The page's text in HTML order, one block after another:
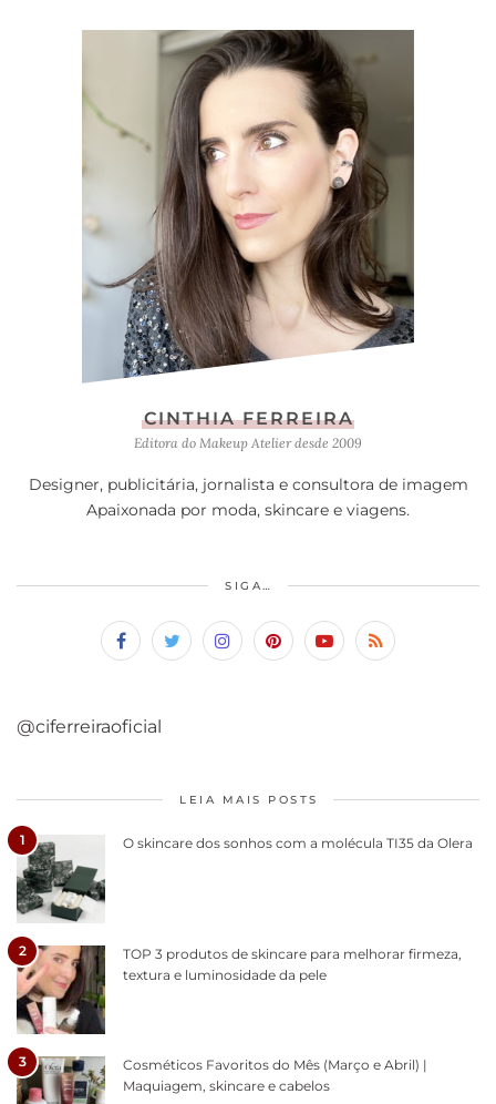
CINTHIA FERREIRA
Editora do Makeup Atelier desde 2009
Designer, publicitária, jornalista e consultora de imagem
Apaixonada por moda, skincare e viagens.
SIGA…
@ciferreiraoficial
LEIA MAIS POSTS
1 O skincare dos sonhos com a molécula TI35 da Olera
2
TOP 3 produtos de skincare para melhorar firmeza,
textura e luminosidade da pele
3
Cosméticos Favoritos do Mês (Março e Abril) |
Maquiagem, skincare e cabelos